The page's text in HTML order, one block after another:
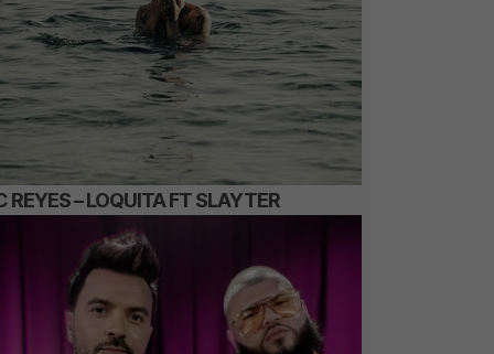
REYES – LOQUITA FT SLAYTER